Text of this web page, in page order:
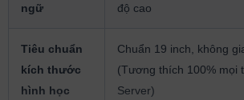
ngữ
độ cao
Tiêu chuẩn
kích thước
hình học
Chuẩn 19 inch, không
(Tương thích 100% mọi
Server)